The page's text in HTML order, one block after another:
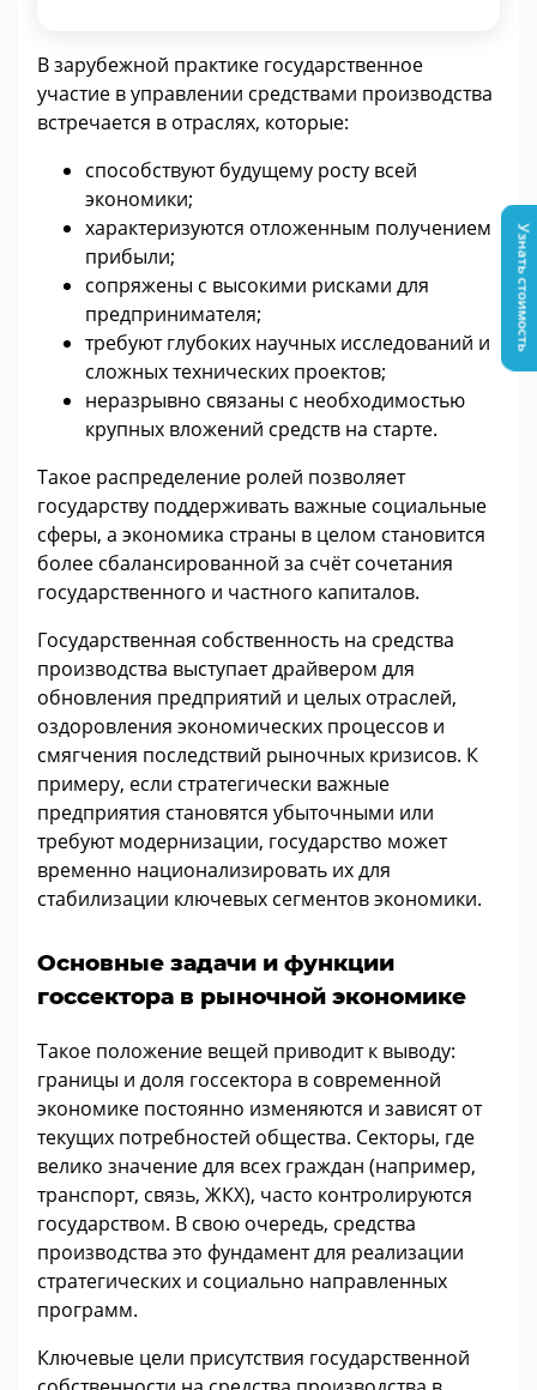
В зарубежной практике государственное
участие в управлении средствами производства
встречается в отраслях, которые:
способствуют будущему росту всей
экономики;
характеризуются отложенным получением
прибыли;
сопряжены с высокими рисками для
предпринимателя;
требуют глубоких научных исследований и
сложных технических проектов;
неразрывно связаны с необходимостью
крупных вложений средств на старте.
Такое распределение ролей позволяет
государству поддерживать важные социальные
сферы, а экономика страны в целом становится
более сбалансированной за счёт сочетания
государственного и частного капиталов.
Государственная собственность на средства
производства выступает драйвером для
обновления предприятий и целых отраслей,
оздоровления экономических процессов и
смягчения последствий рыночных кризисов. К
примеру, если стратегически важные
предприятия становятся убыточными или
требуют модернизации, государство может
временно национализировать их для
стабилизации ключевых сегментов экономики.
Основные задачи и функции
госсектора в рыночной экономике
Такое положение вещей приводит к выводу:
границы и доля госсектора в современной
экономике постоянно изменяются и зависят от
текущих потребностей общества. Секторы, где
велико значение для всех граждан (например,
транспорт, связь, ЖКХ), часто контролируются
государством. В свою очередь, средства
производства это фундамент для реализации
стратегических и социально направленных
программ.
Ключевые цели присутствия государственной
Узнать стоимость